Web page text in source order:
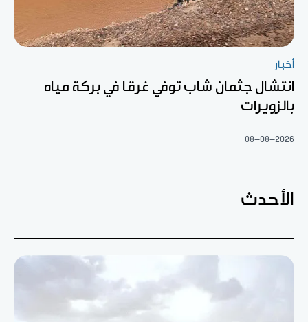
أخبار
انتشال جثمان شاب توفي غرقا في بركة مياه
بالزويرات
08-08-2026
الأحدث